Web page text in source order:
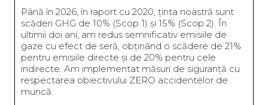
Până în 2026, în raport cu 2020, ținta noastră sunt
scăderi GHG de 10% (Scop 1) și 15% (Scop 2). În
ultimii doi ani, am redus semnificativ emisiile de
gaze cu efect de seră, obținând o scădere de 21%
pentru emisiile directe și de 20% pentru cele
indirecte. Am implementat măsuri de siguranță cu
respectarea obiectivului ZERO accidentelor de
muncă.